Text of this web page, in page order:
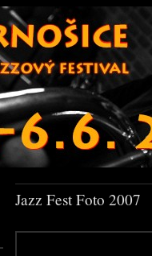
Jazz Fest Foto 2007